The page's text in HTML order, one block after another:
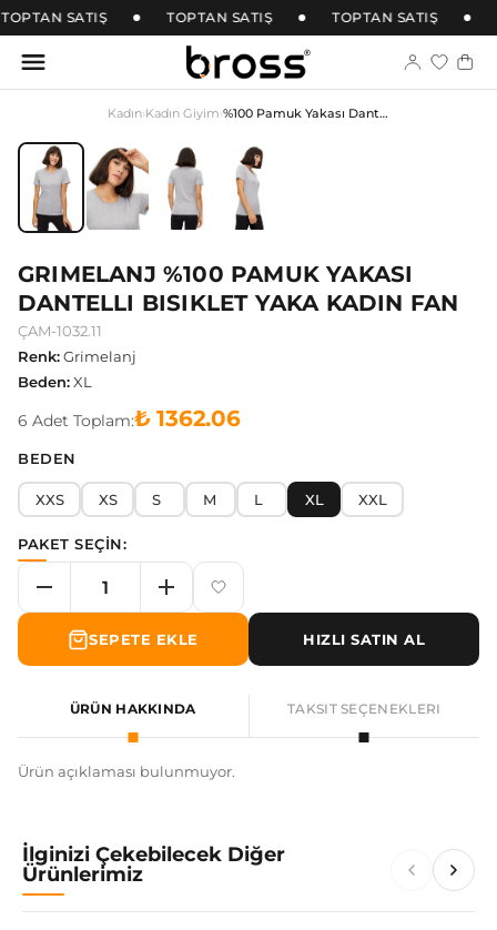
SATIŞ TOPTAN SATIŞ TOPTAN SATIŞ
Kadın›Kadın Giyim› %100 Pamuk Yakası Dantelli Bisiklet Yaka Kadın Fan
GRIMELANJ %100 PAMUK YAKASI
DANTELLI BISIKLET YAKA KADIN FAN
ÇAM-1032.11
Renk:Grimelanj
Beden:XL
6 Adet Toplam:₺ 1362.06
BEDEN
XXS XS S M L XL XXL
PAKET SEÇİN:
SEPETE EKLE HIZLI SATIN AL
ÜRÜN HAKKINDA TAKSIT SEÇENEKLERI
Ürün açıklaması bulunmuyor.
İlginizi Çekebilecek Diğer
Ürünlerimiz